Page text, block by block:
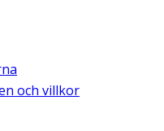
och villkor